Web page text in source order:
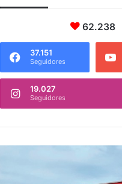
62.238
37.151
Seguidores
19.027
Seguidores